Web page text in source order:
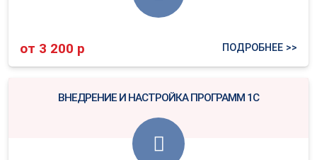
от 3 200 р ПОДРОБНЕЕ >>
ВНЕДРЕНИЕ И НАСТРОЙКА ПРОГРАММ 1С